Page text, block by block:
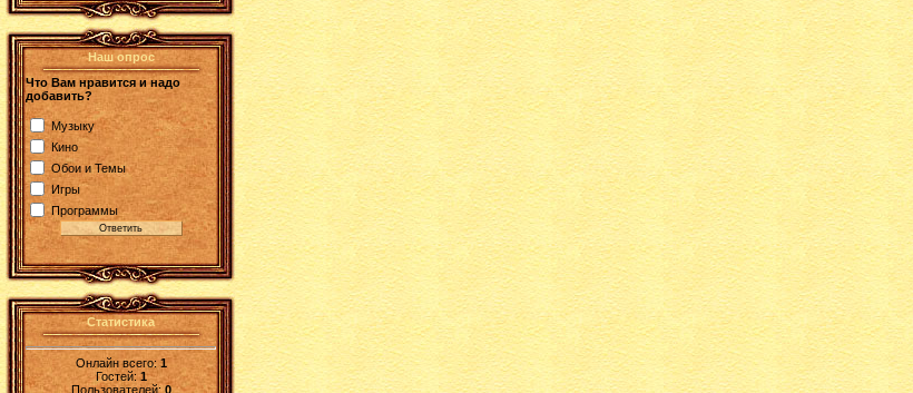
Наш опрос
Что Вам нравится и надо
добавить?
Музыку
Кино
Обои и Темы
Игры
Программы
Статистика
Онлайн всего:1
Гостей:1
Пользователей: 0